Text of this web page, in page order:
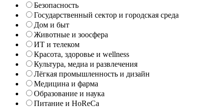
Безопасность
Государственный сектор и городская среда
Дом и быт
Животные и зоосфера
ИТ и телеком
Красота, здоровье и wellness
Культура, медиа и развлечения
Лёгкая промышленность и дизайн
Медицина и фарма
Образование и наука
Питание и HoReCa